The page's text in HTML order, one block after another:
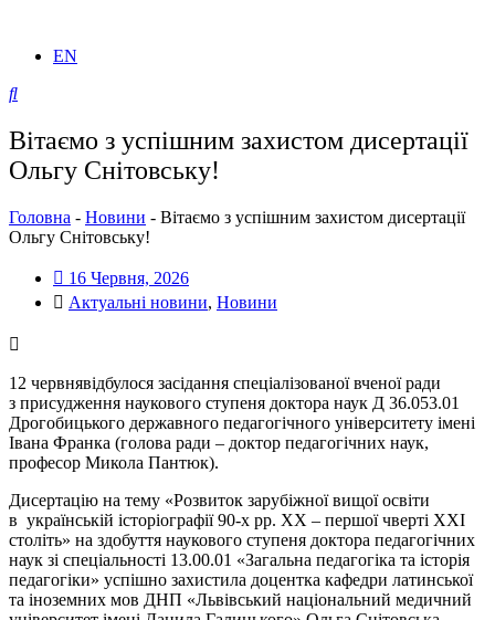
EN
Вітаємо з успішним захистом дисертації
Ольгу Снітовську!
Головна - Новини - Вітаємо з успішним захистом дисертації
Ольгу Снітовську!
16 Червня, 2026
Актуальні новини, Новини
12 червнявідбулося засідання спеціалізованої вченої ради
з присудження наукового ступеня доктора наук Д 36.053.01
Дрогобицького державного педагогічного університету імені
Івана Франка (голова ради – доктор педагогічних наук,
професор Микола Пантюк).
Дисертацію на тему «Розвиток зарубіжної вищої освіти
в українській історіографії 90-х рр. ХХ – першої чверті ХХІ
століть» на здобуття наукового ступеня доктора педагогічних
наук зі спеціальності 13.00.01 «Загальна педагогіка та історія
педагогіки» успішно захистила доцентка кафедри латинської
та іноземних мов ДНП «Львівський національний медичний